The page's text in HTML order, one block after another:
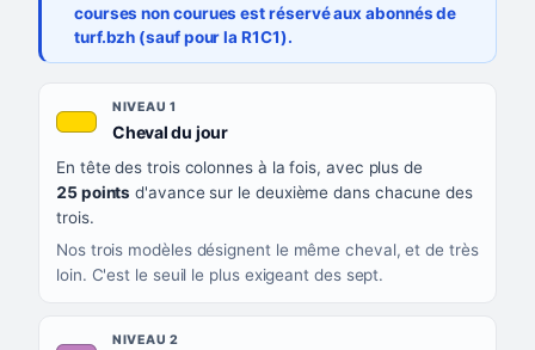
courses non courues est réservé aux abonnés de
turf.bzh (sauf pour la R1C1).
QUAND LA LIGNE PREND CETTE COULEUR
CE QUE CELA VOUS DIT
NIVEAU 1
Cheval du jour, couleur jaune or
En tête des trois colonnes à la fois, avec plus de
25 points d'avance sur le deuxième dans chacune des
trois.
Nos trois modèles désignent le même cheval, et de très
loin. C'est le seuil le plus exigeant des sept.
NIVEAU 2